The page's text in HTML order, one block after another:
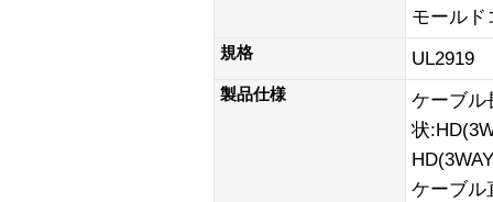
モールド
規格 UL2919
製品仕様
ケーブル
状
ケーブル